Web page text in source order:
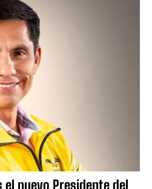
el nuevo Presidente del